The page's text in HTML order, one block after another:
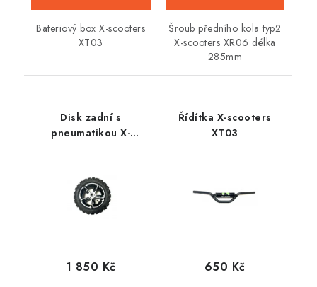
Bateriový box X-scooters
XT03
Šroub předního kola typ2
X-scooters XR06 délka
285mm
Disk zadní s
pneumatikou X-
1 850 Kč
Řídítka X-scooters
XT03
650 Kč